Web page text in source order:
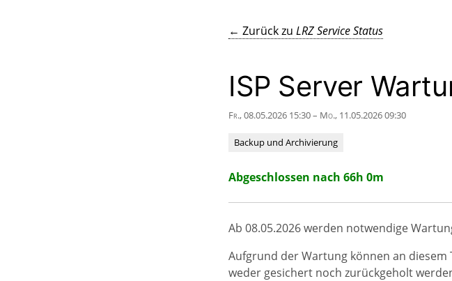
← Zurück zu LRZ Service Status
ISP Server
Fr., 08.05.2026 15:30 – Mo., 11.05.2026 09:30
Backup und Archivierung
Abgeschlossen nach 66h 0m
Ab 08.05.2026 werden notwendige
Aufgrund der Wartung können an
weder gesichert noch zurückgeholt